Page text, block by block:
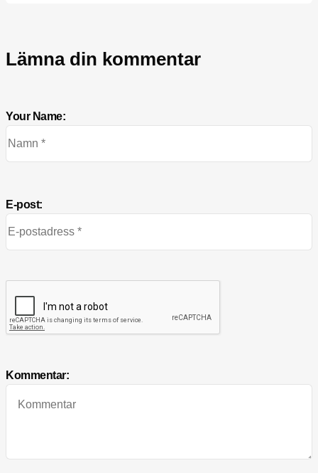
Lämna din kommentar
Your Name:
E-post:
Kommentar: